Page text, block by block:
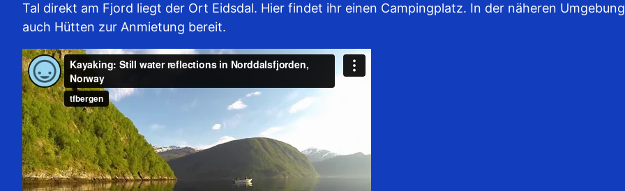
Tal direkt am Fjord liegt der Ort Eidsdal. Hier findet ihr einen Campingplatz. In der näheren
auch Hütten zur Anmietung bereit.